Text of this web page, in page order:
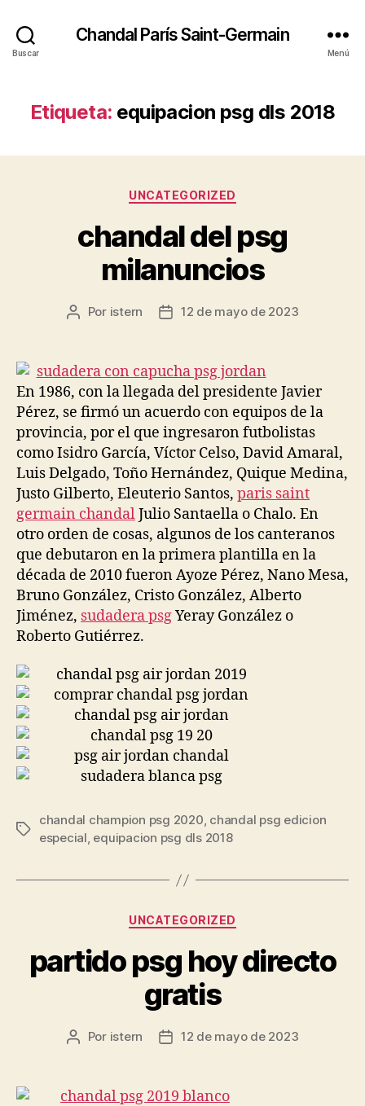
Buscar
Chandal París Saint-Germain
Menú
Etiqueta: equipacion psg dls 2018
Categorías
UNCATEGORIZED
chandal del psg
milanuncios
Autor
entrada
Por istern
Fecha
entrada
12 de mayo de 2023
En 1986, con la llegada del presidente Javier
Pérez, se firmó un acuerdo con equipos de la
provincia, por el que ingresaron futbolistas
como Isidro García, Víctor Celso, David Amaral,
Luis Delgado, Toño Hernández, Quique Medina,
Justo Gilberto, Eleuterio Santos, paris saint
germain chandalJulio Santaella o Chalo. En
otro orden de cosas, algunos de los canteranos
que debutaron en la primera plantilla en la
década de 2010 fueron Ayoze Pérez, Nano Mesa,
Bruno González, Cristo González, Alberto
Jiménez, sudadera psgYeray González o
Roberto Gutiérrez.
Etiquetas
chandal champion psg 2020, chandal psg edicion
especial, equipacion psg dls 2018
Categorías
UNCATEGORIZED
partido psg hoy directo
gratis
Autor
entrada
Por istern
Fecha
entrada
12 de mayo de 2023